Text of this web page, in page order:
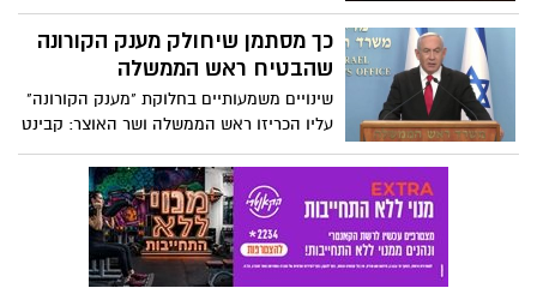
החריגה ברוב קולות את סגירת המסעדות
שהייתה אמורה להתחיל הבוקר (ג') בשעה
כך מסתמן שיחולק מענק הקורונה
שהבטיח ראש הממשלה
שינויים משמעותיים בחלוקת "מענק הקורונה"
עליו הכריזו ראש הממשלה ושר האוצר: קבינט
העל הכלכלי החליט כי האוכלוסיות החלשות
ובהן מקבלי הקצבאות, עולים חדשים,
מובטלים מעל גיל 67 וקשישים מקבלי הבטחת
הכנסה - יקבלו יותר. בעלי הכנסה של יותר
מ-640 אלף שקל בשנה ועובדי ציבור
שמרוויחים מעל 30 אלף שקל בחודש לא